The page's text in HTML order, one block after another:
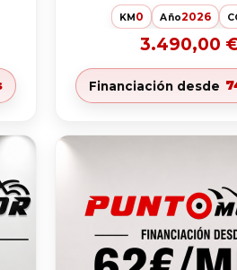
KM0 Año2026
3.490,00
Financiación desde